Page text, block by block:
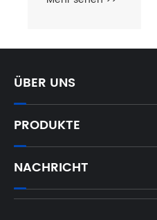
ÜBER UNS
PRODUKTE
NACHRICHT